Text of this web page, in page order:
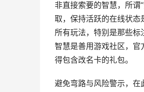
非直接索要的智慧，所谓
取，保持活跃的在线状态
所有玩法，特别是那些
智慧是善用游戏社区，官
得包含改名卡的礼包。
避免弯路与风险警示，在